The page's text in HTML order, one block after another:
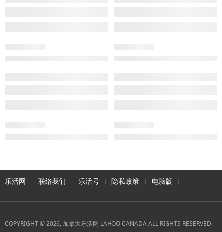
乐活网 联络我们 乐活号 隐私政策 电脑版
COPYRIGHT © 2026, 加拿大乐活网 LAHOO CANADA ALL RIGHTS RESERVED.